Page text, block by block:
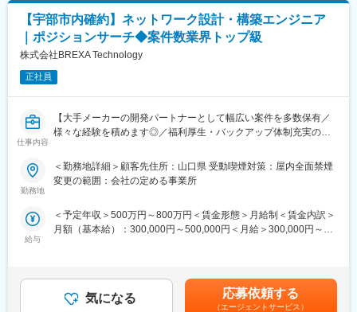
◆全社員が将来に不安なく働ける会社を目指す：
・将来の給与の見える化と、そのイメージ
・キャリアUPの為の勉強支援と給与の紐づき
変更の範囲：会社の定める業務
・家族手当、単身赴任手当など福利厚生充実
【豊富な研修制度】
個人に任せきりではなく、エンジニア・エリア同士、横のつなが
りもございます。エンジニア主導での研修も行われています。ま
ど、他社とは比べ物にならないレベルでの研修を受けることがで
きます。その結果が、「離職率：約6.1%（製造業平均約11％）」
ます。
【宇部市内確約】ネットワーク設計・構築エンジニア
｜ポジションサーチ◆案件数業界トップ級
株式会社BREXA Technology
正社員
仕事内容
【大手メーカーの開発パートナーとして幅広い案件を多数保有／
様々な経験を積めます◎／福利厚生・バックアップ体制充実の中
■概要：
ジェクトをマッチングします。
大手小売り業／不動産業／通信キャリアなど幅広い業界の顧客に
■プロジェクト例：
地方自治体（県庁・市役所・区役所など）の基幹ネットワーク、
勤務地
＜勤務地詳細＞顧客先住所：山口県 受動喫煙対策：屋内全面禁煙
変更の範囲：会社の定める事業所
給与
＜予定年収＞500万円～800万円＜賃金形態＞月給制＜賃金内訳＞
月額（基本給）：300,000円～500,000円＜月給＞300,000円～
は固定手当を含めた表記です。
気になる 応募依頼する
（エージェントサービス）